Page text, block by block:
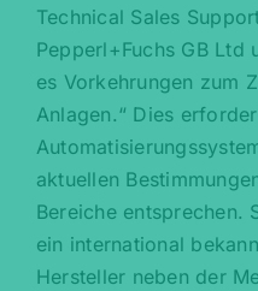
Technical Sales
Pepperl+Fuchs GB Ltd
es Vorkehrungen zum
Anlagen.“ Dies
aktuellen
Bereiche entsprechen.
ein international
Hersteller neben der